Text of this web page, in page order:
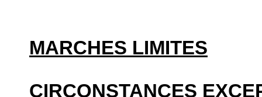
MARCHES LIMITES
CIRCONSTANCES